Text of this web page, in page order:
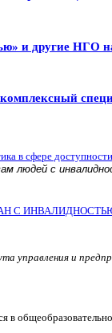
и другие НГО
в сфере
людей с
С
управления и
в